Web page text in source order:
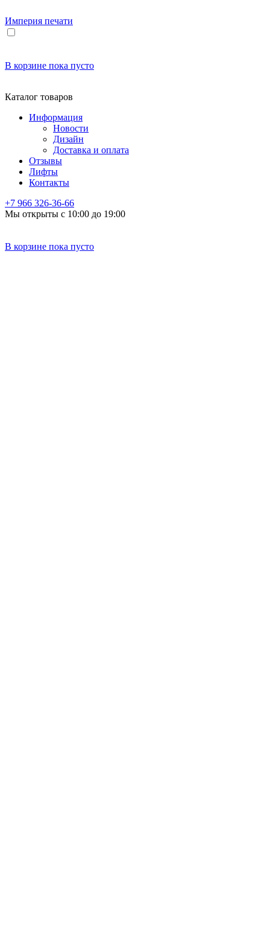
Империя печати
В корзине пока пусто
Каталог товаров
Информация
Новости
Дизайн
Доставка и оплата
Отзывы
Лифты
Контакты
+7 966 326-36-66
Мы открыты с 10:00 до 19:00
В корзине пока пусто